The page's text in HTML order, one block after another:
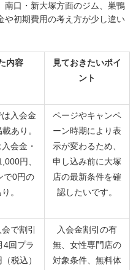
南口・新大塚方面のジム、巣鴨
や初期費用の考え方が少し違い
内容
見ておきたいポイ
ント
入会金
あり。
会金・
円、
で0円の
。
ページやキャンペ
ーン時期により表
示が変わるため、
申し込み前に大塚
店の最新条件を確
認したいです。
で割引
4回プラ
税込）
入会金割引の有
無、女性専門店の
対象条件、無料体